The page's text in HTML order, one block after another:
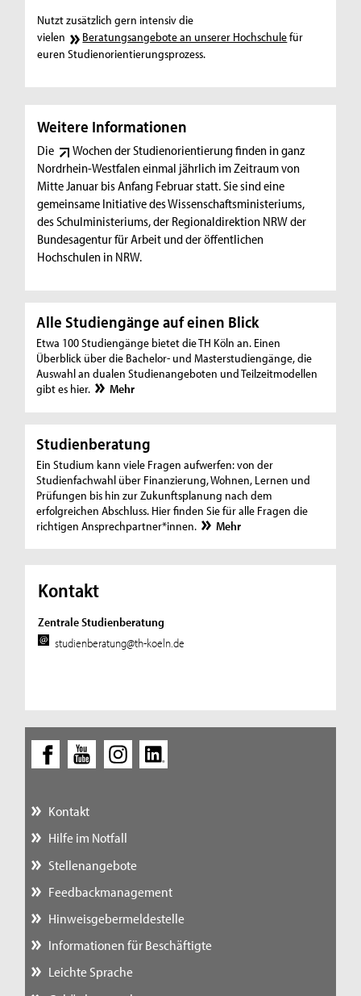
Nutzt zusätzlich gern intensiv die
vielen
Beratungsangebote an unserer Hochschulefür
euren Studienorientierungsprozess.
Weitere Informationen
Die Wochen der Studienorientierungfinden in ganz
Nordrhein-Westfalen einmal jährlich im Zeitraum von
Mitte Januar bis Anfang Februar statt. Sie sind eine
gemeinsame Initiative des Wissenschaftsministeriums,
des Schulministeriums, der Regionaldirektion NRW der
Bundesagentur für Arbeit und der öffentlichen
Hochschulen in NRW.
Alle Studiengänge auf einen Blick
Etwa 100 Studiengänge bietet die TH Köln an. Einen
Überblick über die Bachelor- und Masterstudiengänge, die
Auswahl an dualen Studienangeboten und Teilzeitmodellen
gibt es hier.
Mehr
Studienberatung
Ein Studium kann viele Fragen aufwerfen: von der
Studienfachwahl über Finanzierung, Wohnen, Lernen und
Prüfungen bis hin zur Zukunftsplanung nach dem
erfolgreichen Abschluss. Hier finden Sie für alle Fragen die
richtigen Ansprechpartner*innen.
Mehr
Kontakt
Zentrale Studienberatung
studienberatung@th-koeln.de
Kontakt
Hilfe im Notfall
Stellenangebote
Feedbackmanagement
Hinweisgebermeldestelle
Informationen für Beschäftigte
Leichte Sprache